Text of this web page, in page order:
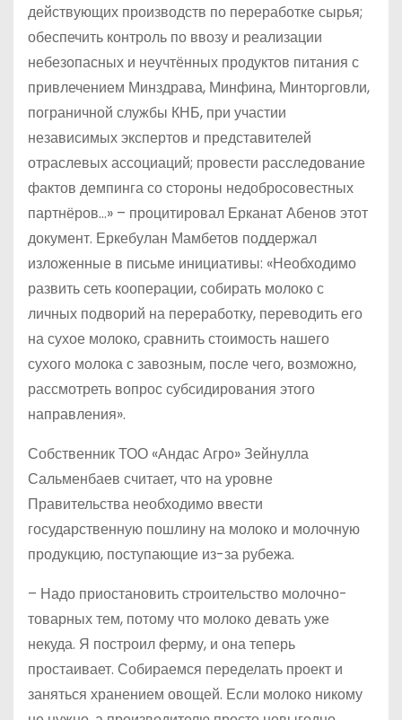
действующих производств по переработке сырья;
обеспечить контроль по ввозу и реализации
небезопасных и неучтённых продуктов питания с
привлечением Минздрава, Минфина, Минторговли,
пограничной службы КНБ, при участии
независимых экспертов и представителей
отраслевых ассоциаций; провести расследование
фактов демпинга со стороны недобросовестных
партнёров…» – процитировал Ерканат Абенов этот
документ. Еркебулан Мамбетов поддержал
изложенные в письме инициативы: «Необходимо
развить сеть кооперации, собирать молоко с
личных подворий на переработку, переводить его
на сухое молоко, сравнить стоимость нашего
сухого молока с завозным, после чего, возможно,
рассмотреть вопрос субсидирования этого
направления».
Собственник ТОО «Андас Агро» Зейнулла
Сальменбаев считает, что на уровне
Правительства необходимо ввести
государственную пошлину на молоко и молочную
продукцию, поступающие из-за рубежа.
– Надо приостановить строительство молочно-
товарных тем, потому что молоко девать уже
некуда. Я построил ферму, и она теперь
простаивает. Собираемся переделать проект и
заняться хранением овощей. Если молоко никому